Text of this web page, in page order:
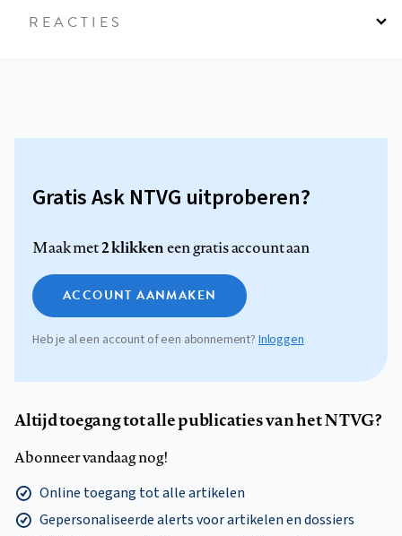
REACTIES
Gratis Ask NTVG uitproberen?
Maak met2 klikkeneen gratis account aan
ACCOUNT AANMAKEN
Heb je al een account of een abonnement?Inloggen
Altijd toegang tot alle publicaties van het NTVG?
Abonneer vandaag nog!
Online toegang tot alle artikelen
Gepersonaliseerde alerts voor artikelen en dossiers